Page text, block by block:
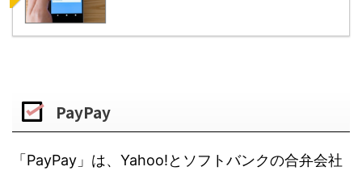
PayPay
「PayPay」は、Yahoo!とソフトバンクの合弁会社